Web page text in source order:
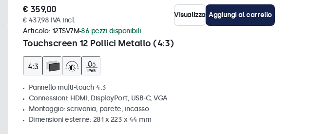
€ 359,00
€ 437,98 IVA incl.
Visualizza Aggiungi al carrello
Touchscreen 12 Pollici Metallo (4:3)
Articolo: 12TSV7M 86 pezzi disponibili
Pannello multi-touch 4:3
Connessioni: HDMI, DisplayPort, USB-C, VGA
Montaggio: scrivania, parete, incasso
Dimensioni esterne: 281 x 223 x 44 mm